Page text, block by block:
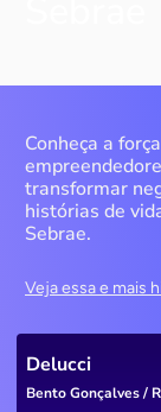
Conheça a
transformar
histórias de
Sebrae.
Veja essa e mais
Delucci
Bento Gonçalves /